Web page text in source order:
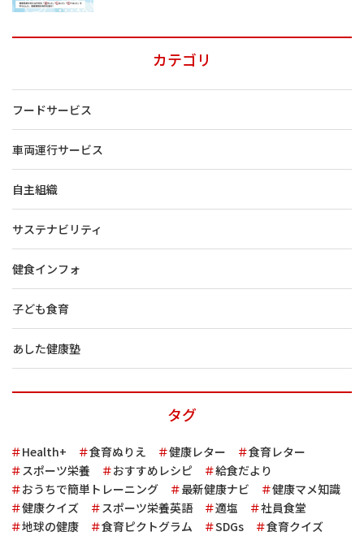
カテゴリ
フードサービス
車両運行サービス
自主組織
サステナビリティ
健食インフォ
子ども食育
あした健康塾
タグ
Health+ 食育ぬりえ 健康レター
食育レター
スポーツ栄養
おすすめレシピ
給食だより
おうちで簡単トレーニング
最新健康ナビ
健康マメ知識
健康クイズ
スポーツ栄養英語 適塩
社員食堂
地球の健康
食育ピクトグラム SDGs
食育クイズ